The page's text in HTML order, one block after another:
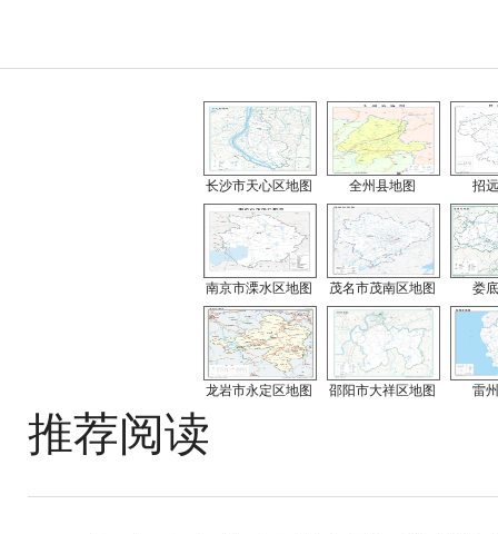
长沙市天心区地图 全州县地图 招
南京市溧水区地图 茂名市茂南区地图 娄
龙岩市永定区地图 邵阳市大祥区地图 雷
推荐阅读